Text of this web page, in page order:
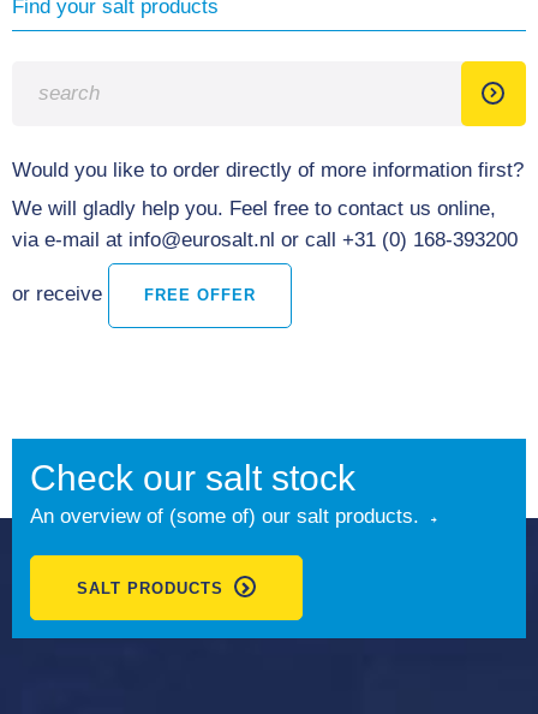
Find your salt products
Would you like to order directly of more information first?
We will gladly help you. Feel free to contact us online,
via e-mail at info@eurosalt.nl or call +31 (0) 168-393200
or receive FREE OFFER
Check our salt stock
An overview of (some of) our salt products.
SALT PRODUCTS